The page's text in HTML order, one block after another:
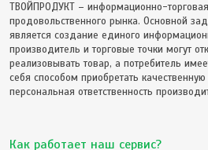
ТВОЙПРОДУКТ – информационно-
продовольственного рынка. Основной
является создание единого
производитель и торговые точки могут
реализовывать товар, а потребитель
себя способом приобретать
персональная ответственность
Как работает наш сервис?